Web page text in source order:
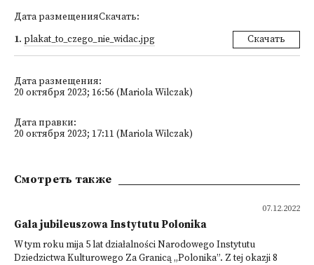
Дата размещенияСкачать:
1. plakat_to_czego_nie_widac.jpg Скачать
Дата размещения:
20 октября 2023; 16:56 (Mariola Wilczak)
Дата правки:
20 октября 2023; 17:11 (Mariola Wilczak)
Смотреть также
07.12.2022
Gala jubileuszowa Instytutu Polonika
W tym roku mija 5 lat działalności Narodowego Instytutu
Dziedzictwa Kulturowego Za Granicą „Polonika”. Z tej okazji 8